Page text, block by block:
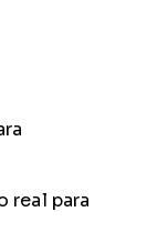
real para